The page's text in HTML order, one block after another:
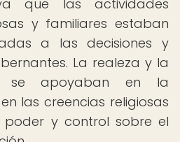
que las actividades
y familiares estaban
a las decisiones y
La realeza y la
se apoyaban en la
las creencias religiosas
y control sobre el